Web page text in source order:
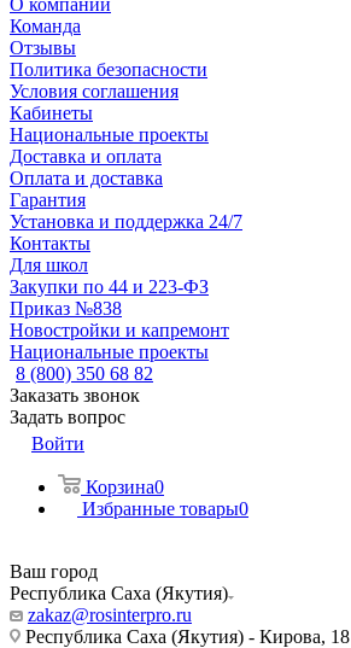
О компании
Команда
Отзывы
Политика безопасности
Условия соглашения
Кабинеты
Национальные проекты
Доставка и оплата
Оплата и доставка
Гарантия
Установка и поддержка 24/7
Контакты
Для школ
Закупки по 44 и 223-ФЗ
Приказ №838
Новостройки и капремонт
Национальные проекты
8 (800) 350 68 82
Заказать звонок
Задать вопрос
Войти
Корзина0
Избранные товары0
Ваш город
Республика Саха (Якутия)
zakaz@rosinterpro.ru
Республика Саха (Якутия) - Кирова, 18